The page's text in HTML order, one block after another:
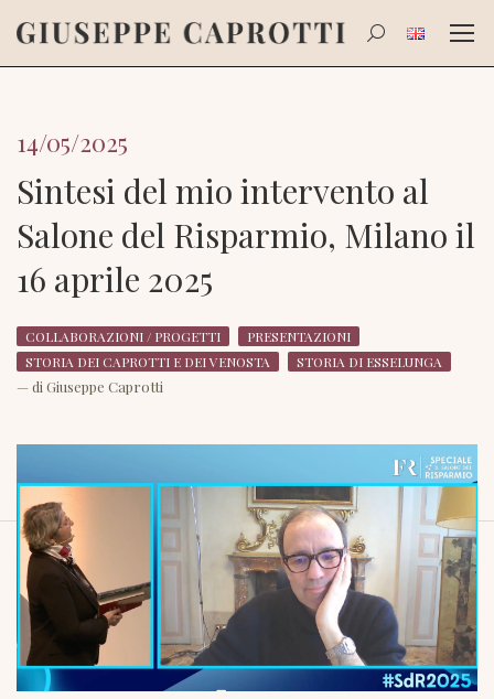
Search:
14/05/2025
Sintesi del mio intervento al
Salone del Risparmio, Milano il
16 aprile 2025
COLLABORAZIONI / PROGETTI
PRESENTAZIONI
STORIA DEI CAPROTTI E DEI VENOSTA
STORIA DI ESSELUNGA
— di Giuseppe Caprotti